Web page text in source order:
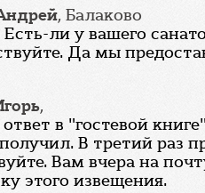
, Балаково
ли у вашего
Да мы
,
в "гостевой
В третий раз
Вам вчера на
этого извещения.